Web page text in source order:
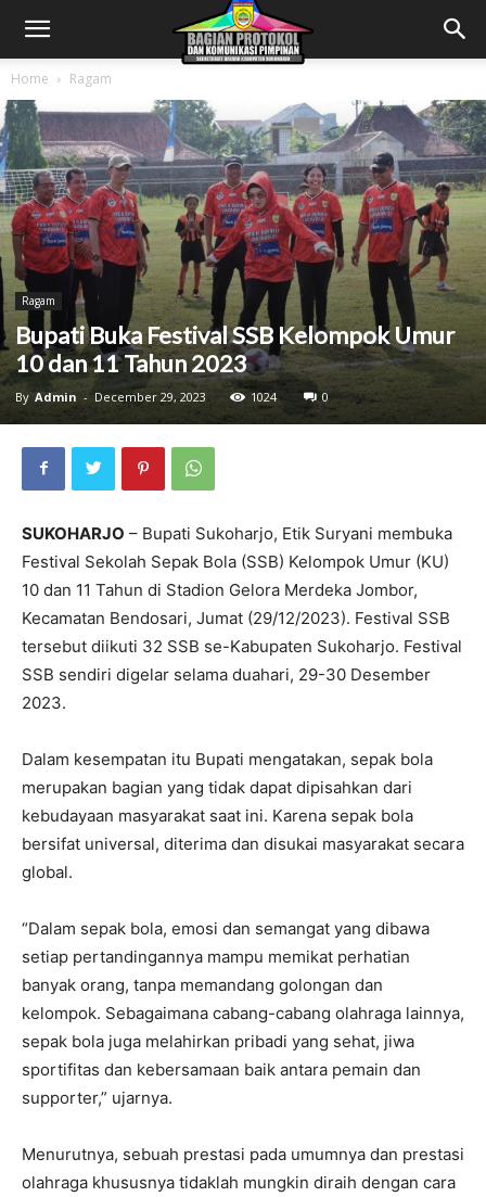
Home Ragam
Ragam
Bupati Buka Festival SSB Kelompok Umur
10 dan 11 Tahun 2023
By Admin - December 29, 2023 1024 0
SUKOHARJO – Bupati Sukoharjo, Etik Suryani membuka
Festival Sekolah Sepak Bola (SSB) Kelompok Umur (KU)
10 dan 11 Tahun di Stadion Gelora Merdeka Jombor,
Kecamatan Bendosari, Jumat (29/12/2023). Festival SSB
tersebut diikuti 32 SSB se-Kabupaten Sukoharjo. Festival
SSB sendiri digelar selama duahari, 29-30 Desember
2023.
Dalam kesempatan itu Bupati mengatakan, sepak bola
merupakan bagian yang tidak dapat dipisahkan dari
kebudayaan masyarakat saat ini. Karena sepak bola
bersifat universal, diterima dan disukai masyarakat secara
global.
“Dalam sepak bola, emosi dan semangat yang dibawa
setiap pertandingannya mampu memikat perhatian
banyak orang, tanpa memandang golongan dan
kelompok. Sebagaimana cabang-cabang olahraga lainnya,
sepak bola juga melahirkan pribadi yang sehat, jiwa
sportifitas dan kebersamaan baik antara pemain dan
supporter,” ujarnya.
Menurutnya, sebuah prestasi pada umumnya dan prestasi
olahraga khususnya tidaklah mungkin diraih dengan cara